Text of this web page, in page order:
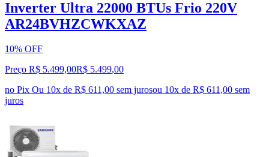
Inverter Ultra 22000 BTUs Frio 220V
AR24BVHZCWKXAZ
10% OFF
Preço R$ 5.499,00R$ 5.499,00
no Pix Ou 10x de R$ 611,00 sem jurosou 10x de R$ 611,00 sem
juros